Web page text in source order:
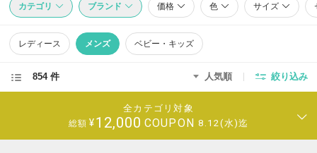
カテゴリ ブランド 価格 色 サイズ
レディース メンズ ベビー・キッズ
854 件 人気順 絞り込み
全カテゴリ対象
総額 ¥12,000 COUPON 8.12(水)迄